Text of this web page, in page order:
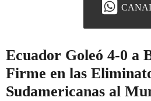
Ecuador Goleó 4-0 a
Firme en las
Sudamericanas al